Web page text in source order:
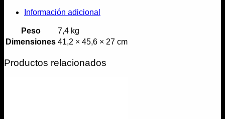
Información adicional
Peso
7,4 kg
Dimensiones 41,2 × 45,6 × 27 cm
Productos relacionados